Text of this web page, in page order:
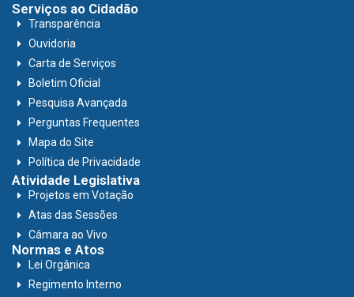
Serviços ao Cidadão
Transparência
Ouvidoria
Carta de Serviços
Boletim Oficial
Pesquisa Avançada
Perguntas Frequentes
Mapa do Site
Política de Privacidade
Atividade Legislativa
Projetos em Votação
Atas das Sessões
Câmara ao Vivo
Normas e Atos
Lei Orgânica
Regimento Interno